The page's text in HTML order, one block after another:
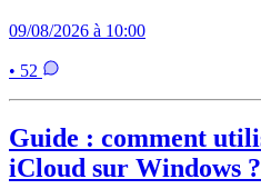
09/08/2026 à 10:00
• 52
Guide : comment
iCloud sur Windows ?